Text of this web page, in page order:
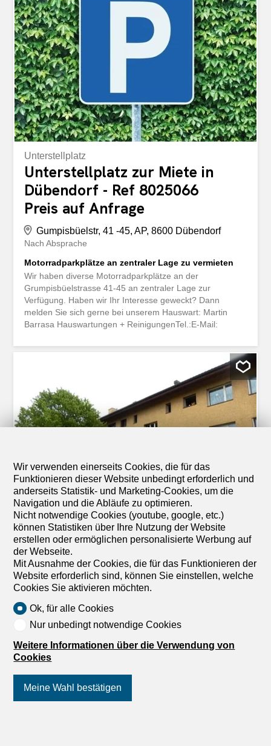
Unterstellplatz
Unterstellplatz zur Miete in
Dübendorf - Ref 8025066
Preis auf Anfrage
Gumpisbüelstr, 41 -45, AP, 8600 Dübendorf
Nach Absprache
Motorradparkplätze an zentraler Lage zu vermieten
Wir haben diverse Motorradparkplätze an der
Grumpisbüelstrasse 41-45 an zentraler Lage zur
Verfügung. Haben wir Ihr Interesse geweckt? Dann
melden Sie sich gerne bei unserem Hauswart: Martin
Barrasa Hauswartungen + ReinigungenTel.:E-Mail:
Parkplatz
Parkplatz zur Miete in
Dübendorf - Ref 7660803
CHF 130.-/Monat
Gumpisbüelstr, 41 -45, EH, 8600 Dübendorf
Einstellplätze zu vermieten
8.1% MWST
Wir verwenden einerseits Cookies, die für das
Funktionieren dieser Website unbedingt erforderlich und
anderseits Statistik- und Marketing-Cookies, um die
Navigation und die Abläufe zu optimieren.
Nicht notwendige Cookies (youtube, google, etc.)
können Statistiken über Ihre Nutzung der Website
erstellen oder ermöglichen personalisierte Werbung auf
der Webseite.
Mit Ausnahme der Cookies, die für das Funktionieren der
Website erforderlich sind, können Sie einstellen, welche
Cookies Sie aktivieren möchten.
Ok, für alle Cookies
Nur unbedingt notwendige Cookies
Weitere Informationen über die Verwendung von
Cookies
Meine Wahl bestätigen